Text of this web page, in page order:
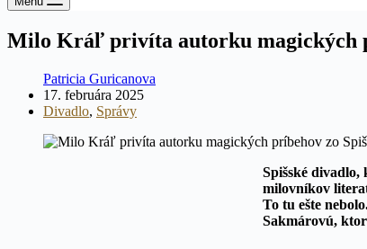
Milo Kráľ privíta autorku magických
Patricia Guricanova
17. februára 2025
Divadlo, Správy
Spišské divadlo,
milovníkov
To tu ešte
Sakmárovú,